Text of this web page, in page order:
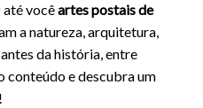
até vocêartes postais de
a natureza, arquitetura,
da história, entre
conteúdo e descubra um